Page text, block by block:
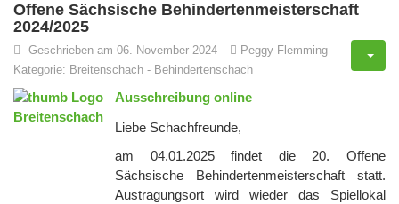
Offene Sächsische Behindertenmeisterschaft
2024/2025
Geschrieben am 06. November 2024
Peggy Flemming
Kategorie: Breitenschach - Behindertenschach
Ausschreibung online
Liebe Schachfreunde,
am 04.01.2025 findet die 20. Offene
Sächsische Behindertenmeisterschaft statt.
Austragungsort wird wieder das Spiellokal